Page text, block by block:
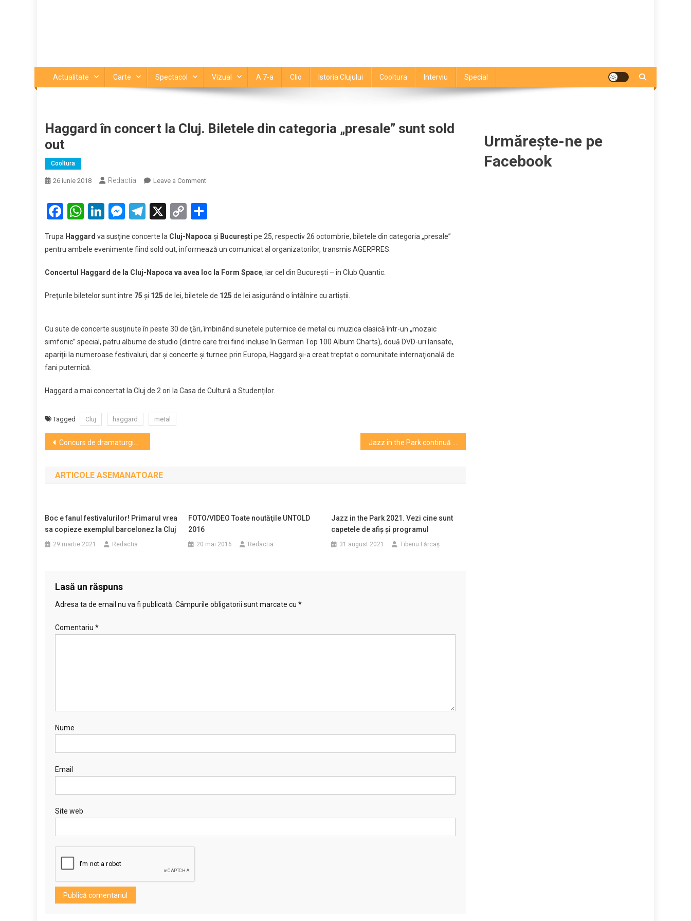
Actualitate Carte Spectacol Vizual A 7-a Clio Istoria Clujului Cooltura Interviu Special
Haggard în concert la Cluj. Biletele din categoria „presale” sunt sold
out
Cooltura
26 iunie 2018 Redactia Leave a Commenton
în
Cluj.
Biletele
categoria
sunt
Facebook
WhatsApp
LinkedIn
Messenger
Telegram
X
Copy
Trupa Haggard va susţine concerte la Cluj-Napoca şi Bucureşti pe 25, respectiv 26 octombrie, biletele din categoria „presale”
pentru ambele evenimente fiind sold out, informează un comunicat al organizatorilor, transmis AGERPRES.
Concertul Haggard de la Cluj-Napoca va avea loc la Form Space, iar cel din Bucureşti – în Club Quantic.
Preţurile biletelor sunt între 75 şi 125 de lei, biletele de 125 de lei asigurând o întâlnire cu artiştii.
Cu sute de concerte susţinute în peste 30 de ţări, îmbinând sunetele puternice de metal cu muzica clasică într-un „mozaic
simfonic” special, patru albume de studio (dintre care trei fiind incluse în German Top 100 Album Charts), două DVD-uri lansate,
apariţii la numeroase festivaluri, dar şi concerte şi turnee prin Europa, Haggard şi-a creat treptat o comunitate internaţională de
fani puternică.
Haggard a mai concertat la Cluj de 2 ori la Casa de Cultură a Studenților.
Tagged Cluj haggard metal
Navigare
în
articole
Concurs de dramaturgie pentru piesa neterminată a lui Mihail Sebastian, „Insula”
ARTICOLE ASEMANATOARE
Boc e fanul festivalurilor! Primarul vrea
sa copieze exemplul barcelonez la Cluj
29 martie 2021 Redactia
FOTO/VIDEO Toate noutăţile UNTOLD
2016
20 mai 2016 Redactia
Jazz in the Park 2021. Vezi cine sunt
capetele de afiș și programul
31 august 2021 Tiberiu Fărcaş
Lasă un răspuns
Adresa ta de email nu va fi publicată. Câmpurile obligatorii sunt marcate cu *
Comentariu *
Nume
Email
Site web
Urmărește-ne pe
Facebook